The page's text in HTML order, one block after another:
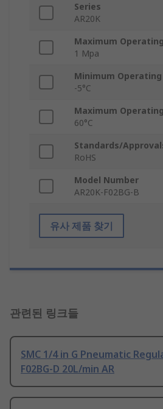
Series
AR20K
Maximum
1 Mpa
Minimum
-5°C
Maximum
60°C
Standards/
RoHS
Model Number
AR20K-F02BG-B
유사 제품 찾기
관련된 링크들
SMC 1/4 in G Pneumatic
F02BG-D 20L/min AR